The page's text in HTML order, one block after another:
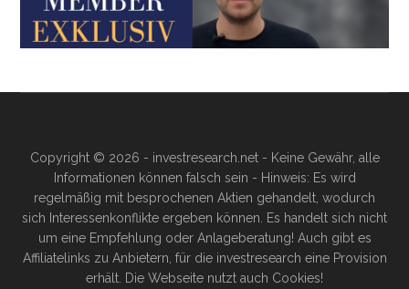
Copyright © 2026 - investresearch.net - Keine Gewähr, alle
Informationen können falsch sein - Hinweis: Es wird
regelmäßig mit besprochenen Aktien gehandelt, wodurch
sich Interessenkonflikte ergeben können. Es handelt sich nicht
um eine Empfehlung oder Anlageberatung! Auch gibt es
Affiliatelinks zu Anbietern, für die investresearch eine Provision
erhält. Die Webseite nutzt auch Cookies!